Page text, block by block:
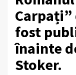
Carpați”
fost
înainte
Stoker.